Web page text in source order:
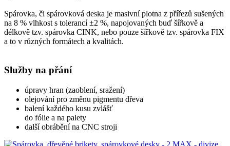
Spárovka, či spárovková deska je masivní plotna z přířezů sušených
na 8 % vlhkost s tolerancí ±2 %, napojovaných buď šířkově a
délkově tzv. spárovka CINK, nebo pouze šířkově tzv. spárovka FIX
a to v různých formátech a kvalitách.
Služby na přání
úpravy hran (zaoblení, sražení)
olejování pro změnu pigmentu dřeva
balení každého kusu zvlášť
do fólie a na palety
další obrábění na CNC stroji